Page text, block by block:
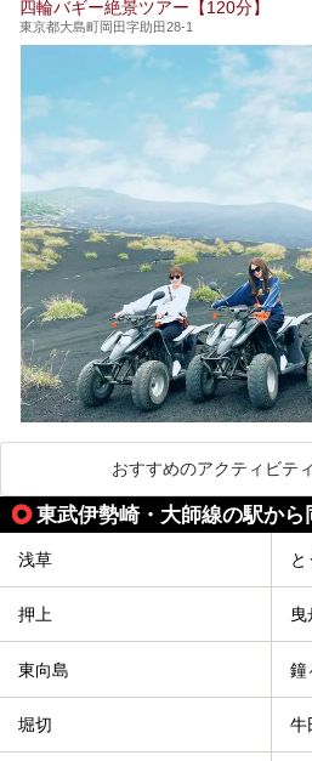
い施設、デートや休日レジ
が充実した施設など、利用
ださい。
四輪バギー絶景ツアー【120分】
東京都大島町岡田字助田28-1
おすすめのアクティビテ
東武伊勢崎・大師線の駅か
浅草
押上 曳
東向島 鐘
堀切 牛